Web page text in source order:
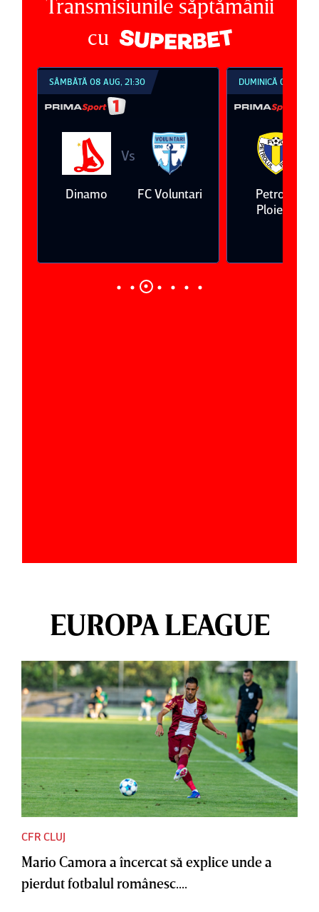
Transmisiunile săptămânii
cu
SÂMBĂTĂ 08 AUG, 21:30
Dinamo
Vs
FC Voluntari
DUMINICĂ 09 AUG,
Petrolul
Ploieşti
EUROPA LEAGUE
CFR CLUJ
Mario Camora a încercat să explice unde a
pierdut fotbalul românesc....